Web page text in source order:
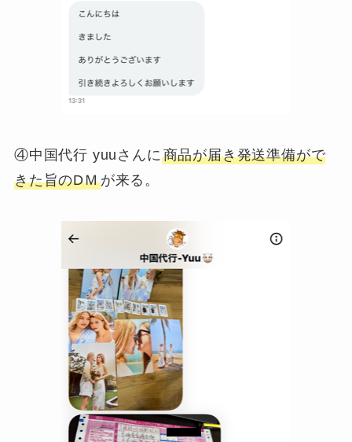
④中国代行 yuuさんに商品が届き発送準備がで
きた旨のDＭが来る。